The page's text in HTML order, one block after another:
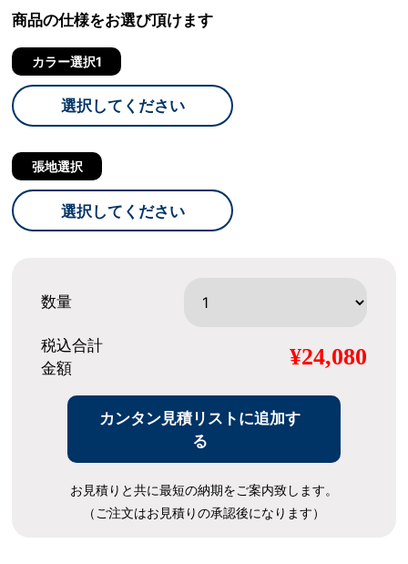
商品の仕様をお選び頂けます
カラー選択1
選択してください
張地選択
選択してください
数量
税込合計
金額
¥24,080
カンタン見積リストに追加す
る
お見積りと共に最短の納期をご案内致します。
（ご注文はお見積りの承認後になります）